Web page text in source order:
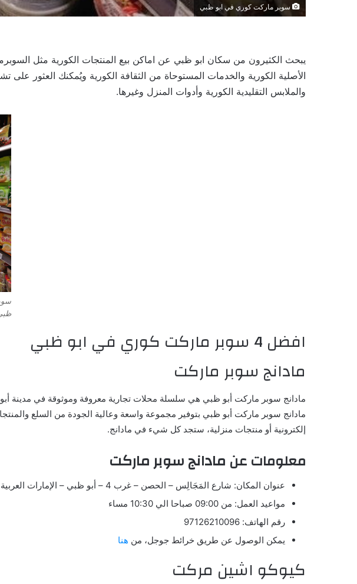
سوبر ماركت كوري في ابو ظبي
يبحث الكثيرون من سكان ابو ظبي عن اماكن بيع المنتجات الكورية مثل
الأصلية الكورية والخدمات المستوحاة من الثقافة الكورية ويُمكنك العثور
والملابس التقليدية الكورية وأدوات المنزل وغيرها.
افضل 4 سوبر ماركت كوري في ابو ظبي
مادانج سوبر ماركت
مادانج سوبر ماركت أبو ظبي هي سلسلة محلات تجارية معروفة وموثوقة في مدينة أبو
مادانج سوبر ماركت أبو ظبي بتوفير مجموعة واسعة وعالية الجودة من السلع
إلكترونية أو منتجات منزلية، ستجد كل شيء في مادانج.
معلومات عن مادانج سوبر ماركت
عنوان المكان: شارع المَجَالِس – الحصن – غرب 4 – أبو ظبي – الإمارات العربية المتحدة
مواعيد العمل: من 09:00 صباحا الي 10:30 مساء
رقم الهاتف: 97126210096
يمكن الوصول عن طريق خرائط جوجل، من هنا
كيوكو اشين مركت